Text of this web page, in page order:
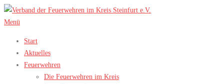
Zum
Inhalt
Menü
Start
Aktuelles
Feuerwehren
Die Feuerwehren im Kreis